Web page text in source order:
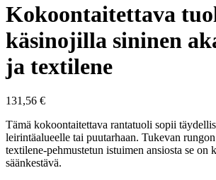
Kokoontaitettava
käsinojilla sininen
ja textilene
131,56 €
Tämä kokoontaitettava rantatuoli sopii
leirintäalueelle tai puutarhaan. Tukevan
textilene-pehmustetun istuimen ansiosta se on
säänkestävä.